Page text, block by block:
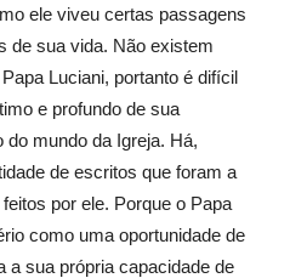
ele viveu certas passagens
de sua vida. Não existem
Luciani, portanto é difícil
e profundo de sua
mundo da Igreja. Há,
de escritos que foram a
por ele. Porque o Papa
como uma oportunidade de
a sua própria capacidade de